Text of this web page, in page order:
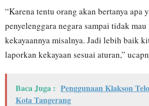
“Karena tentu orang akan bertanya apa
penyelenggara negara sampai tidak
kekayaannya misalnya. Jadi lebih baik
laporkan kekayaan sesuai aturan,”
Baca Juga : Penggunaan Klakson
Kota Tangerang